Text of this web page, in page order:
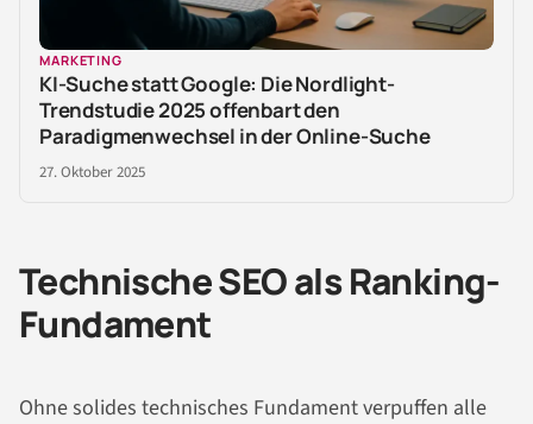
MARKETING
KI-Suche statt Google: Die Nordlight-
Trendstudie 2025 offenbart den
Paradigmenwechsel in der Online-Suche
27. Oktober 2025
Technische SEO als Ranking-
Fundament
Ohne solides technisches Fundament verpuffen alle